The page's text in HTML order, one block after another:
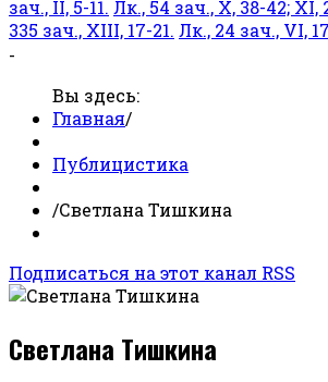
зач., II, 5-11. Лк., 54 зач., X, 38-42; XI,
335 зач., XIII, 17-21. Лк., 24 зач., VI,
-
Вы здесь:
Главная/
Публицистика
/Светлана Тишкина
Подписаться на этот канал RSS
Светлана Тишкина